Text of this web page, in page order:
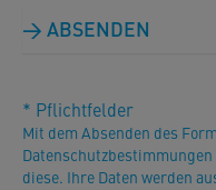
ABSENDEN
* Pflichtfelder
Mit dem Absenden des
diese. Ihre Daten werden